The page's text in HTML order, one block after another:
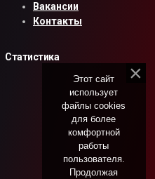
Вакансии
Контакты
Статистика
Этот сайт
использует
файлы cookies
для более
комфортной
работы
пользователя.
Продолжая